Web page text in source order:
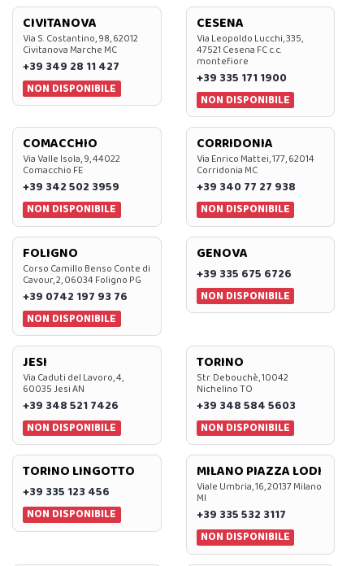
CIVITANOVA
Via S. Costantino, 98, 62012
Civitanova Marche MC
+39 349 28 11 427
NON DISPONIBILE
CESENA
Via Leopoldo Lucchi, 335,
47521 Cesena FC c.c.
montefiore
+39 335 171 1900
NON DISPONIBILE
COMACCHIO
Via Valle Isola, 9, 44022
Comacchio FE
+39 342 502 3959
NON DISPONIBILE
CORRIDONIA
Via Enrico Mattei, 177, 62014
Corridonia MC
+39 340 77 27 938
NON DISPONIBILE
FOLIGNO
Corso Camillo Benso Conte di
Cavour, 2, 06034 Foligno PG
+39 0742 197 93 76
NON DISPONIBILE
GENOVA
+39 335 675 6726
NON DISPONIBILE
JESI
Via Caduti del Lavoro, 4,
60035 Jesi AN
+39 348 521 7426
NON DISPONIBILE
TORINO
Str. Debouchè, 10042
Nichelino TO
+39 348 584 5603
NON DISPONIBILE
TORINO LINGOTTO
+39 335 123 456
NON DISPONIBILE
MILANO PIAZZA LODI
Viale Umbria, 16, 20137 Milano
MI
+39 335 532 3117
NON DISPONIBILE